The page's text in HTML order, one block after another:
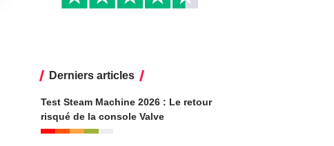
Derniers articles
Test Steam Machine 2026 : Le retour
risqué de la console Valve